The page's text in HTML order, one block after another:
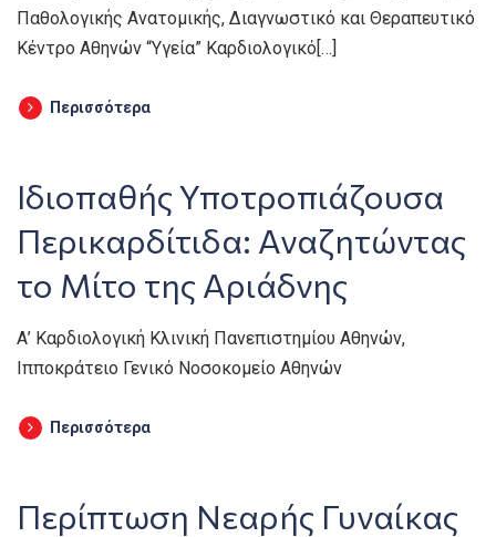
Παθολογικής Ανατομικής, Διαγνωστικό και Θεραπευτικό
Κέντρο Αθηνών “Υγεία” Καρδιολογικό[…]
Περισσότερα
Ιδιοπαθής Υποτροπιάζουσα
Περικαρδίτιδα: Αναζητώντας
το Μίτο της Αριάδνης
Α’ Καρδιολογική Κλινική Πανεπιστημίου Αθηνών,
Ιπποκράτειο Γενικό Νοσοκομείο Αθηνών
Περισσότερα
Περίπτωση Νεαρής Γυναίκας